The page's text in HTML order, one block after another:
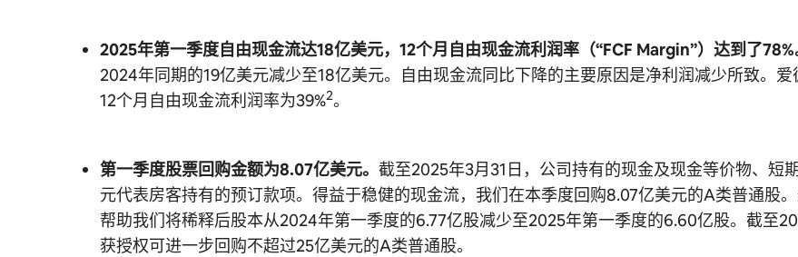
2025年第一季度自由现金流达18亿美元，12个月自由现金流利润率（“FCF Margin”）达到了78%
2024年同期的19亿美元减少至18亿美元。自由现金流同比下降的主要原因是净利润减少所致。
12个月自由现金流利润率为39%2。
第一季度股票回购金额为8.07亿美元。 截至2025年3月31日，公司持有的现金及现金等价物、短
元代表房客持有的预订款项。得益于稳健的现金流，我们在本季度回购8.07亿美元的A类普通股
帮助我们将稀释后股本从2024年第一季度的6.77亿股减少至2025年第一季度的6.60亿股。截至
获授权可进一步回购不超过25亿美元的A类普通股。